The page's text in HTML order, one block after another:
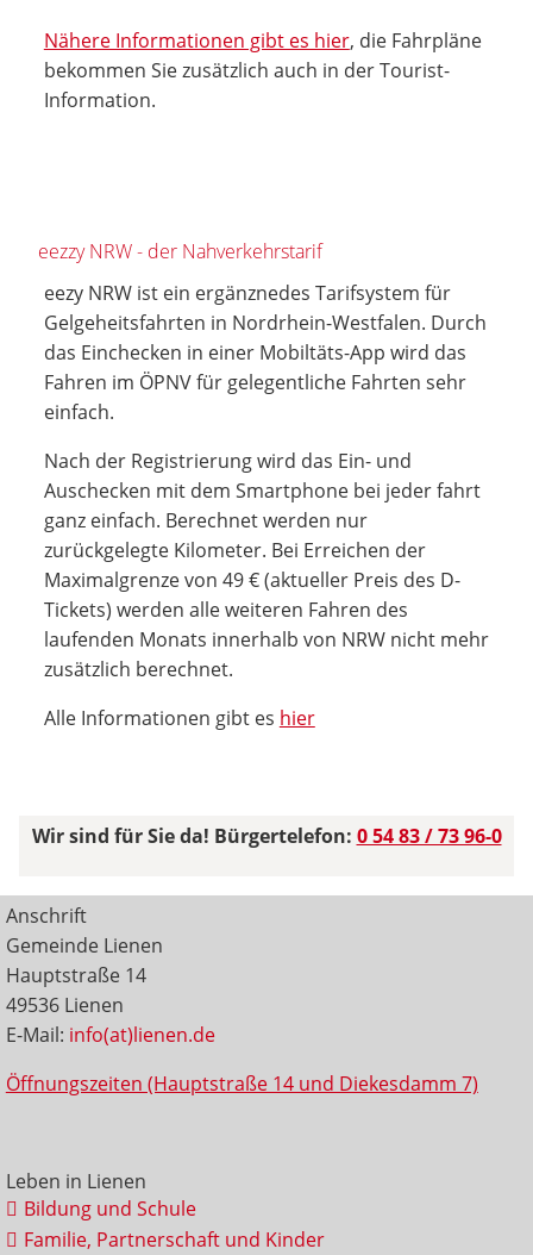
Nähere Informationen gibt es hier, die Fahrpläne
bekommen Sie zusätzlich auch in der Tourist-
Information.
eezzy NRW - der Nahverkehrstarif
eezy NRW ist ein ergänznedes Tarifsystem für
Gelgeheitsfahrten in Nordrhein-Westfalen. Durch
das Einchecken in einer Mobiltäts-App wird das
Fahren im ÖPNV für gelegentliche Fahrten sehr
einfach.
Nach der Registrierung wird das Ein- und
Auschecken mit dem Smartphone bei jeder fahrt
ganz einfach. Berechnet werden nur
zurückgelegte Kilometer. Bei Erreichen der
Maximalgrenze von 49 € (aktueller Preis des D-
Tickets) werden alle weiteren Fahren des
laufenden Monats innerhalb von NRW nicht mehr
zusätzlich berechnet.
Alle Informationen gibt es hier
Wir sind für Sie da! Bürgertelefon: 0 54 83 / 73 96-0
Anschrift
Gemeinde Lienen
Hauptstraße 14
49536 Lienen
E-Mail: info(at)lienen.de
Öffnungszeiten (Hauptstraße 14 und Diekesdamm 7)
Leben in Lienen
Bildung und Schule
Familie, Partnerschaft und Kinder